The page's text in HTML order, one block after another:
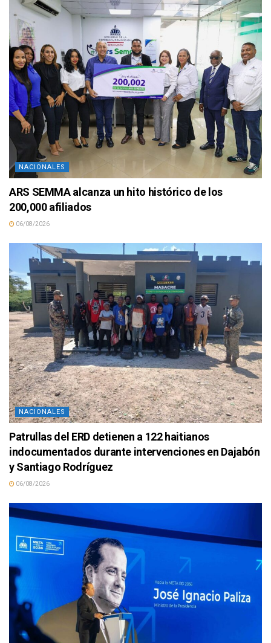
NACIONALES
ARS SEMMA alcanza un hito histórico de los
200,000 afiliados
06/08/2026
NACIONALES
Patrullas del ERD detienen a 122 haitianos
indocumentados durante intervenciones en Dajabón
y Santiago Rodríguez
06/08/2026